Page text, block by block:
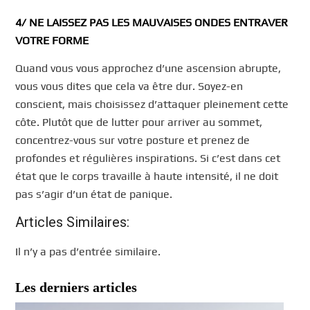
4/ NE LAISSEZ PAS LES MAUVAISES ONDES ENTRAVER
VOTRE FORME
Quand vous vous approchez d’une ascension abrupte,
vous vous dites que cela va être dur. Soyez-en
conscient, mais choisissez d’attaquer pleinement cette
côte. Plutôt que de lutter pour arriver au sommet,
concentrez-vous sur votre posture et prenez de
profondes et régulières inspirations. Si c’est dans cet
état que le corps travaille à haute intensité, il ne doit
pas s’agir d’un état de panique.
Articles Similaires:
Il n’y a pas d’entrée similaire.
Les derniers articles